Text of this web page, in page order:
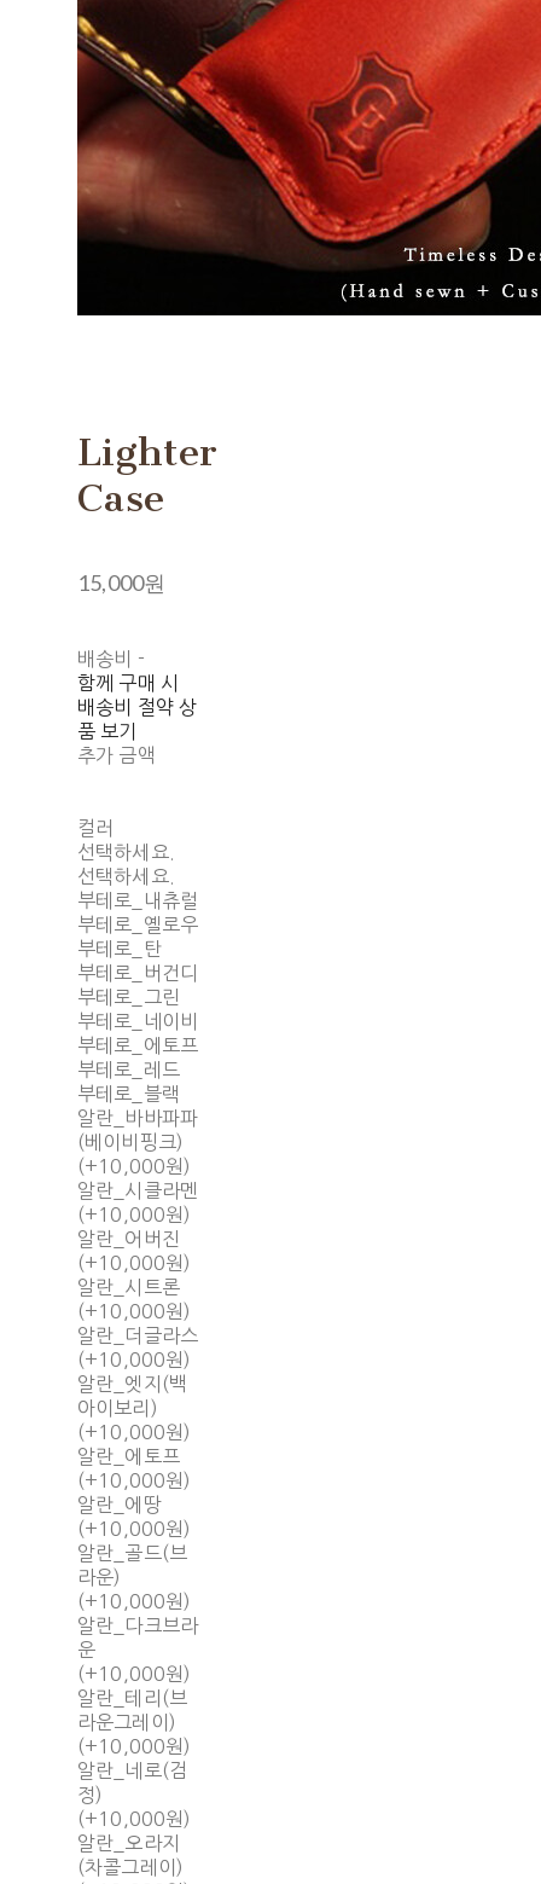
Lighter
Case
15,000원
배송비 -
함께 구매 시
배송비 절약 상
품 보기
추가 금액
컬러
선택하세요.
선택하세요.
부테로_내츄럴
부테로_옐로우
부테로_탄
부테로_버건디
부테로_그린
부테로_네이비
부테로_에토프
부테로_레드
부테로_블랙
알란_바바파파
(베이비핑크)
(+10,000원)
알란_시클라멘
(+10,000원)
알란_어버진
(+10,000원)
알란_시트론
(+10,000원)
알란_더글라스
(+10,000원)
알란_엣지(백
아이보리)
(+10,000원)
알란_에토프
(+10,000원)
알란_에땅
(+10,000원)
알란_골드(브
라운)
(+10,000원)
알란_다크브라
운
(+10,000원)
알란_테리(브
라운그레이)
(+10,000원)
알란_네로(검
정)
(+10,000원)
알란_오라지
(차콜그레이)